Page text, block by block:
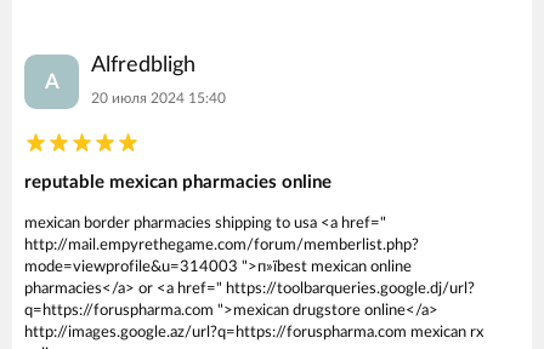
A
Alfredbligh
20 июля 2024 15:40
reputable mexican pharmacies online
mexican border pharmacies shipping to usa <a href="
http://mail.empyrethegame.com/forum/memberlist.php?
mode=viewprofile&u=314003 ">п»їbest mexican online
pharmacies</a> or <a href=" https://toolbarqueries.google.dj/url?
q=https://foruspharma.com ">mexican drugstore online</a>
http://images.google.az/url?q=https://foruspharma.com mexican rx